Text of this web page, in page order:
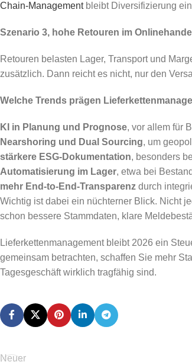
Chain-Managementbleibt Diversifizierung
Szenario 3, hohe Retouren im Onlinehandel
Retouren belasten Lager, Transport und
zusätzlich. Dann reicht es nicht, nur den
Welche Trends prägen
KI in Planung und Prognose, vor allem für
Nearshoring und Dual Sourcing, um
stärkere ESG-Dokumentation, besonders
Automatisierung im Lager, etwa bei
mehr End-to-End-Transparenz durch
Wichtig ist dabei ein nüchterner Blick. Nicht
schon bessere Stammdaten, klare
Lieferkettenmanagement bleibt 2026 ein
gemeinsam betrachten, schaffen Sie mehr
Tagesgeschäft wirklich tragfähig sind.
Neuer